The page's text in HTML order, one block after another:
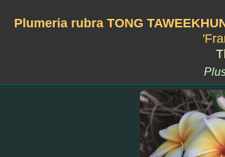
Plumeria rubra TONG